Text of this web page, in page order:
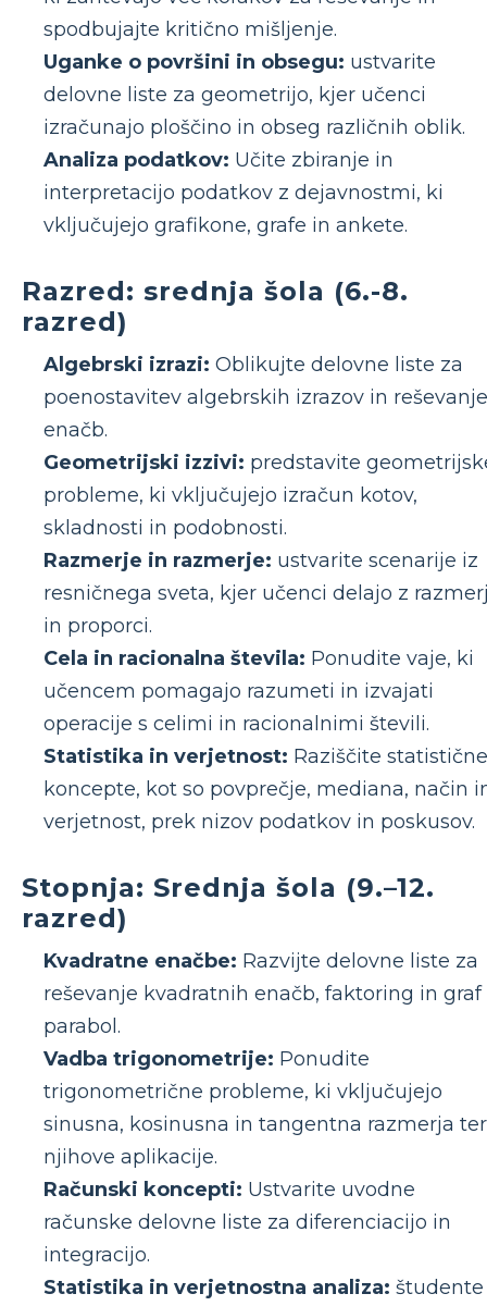
spodbujajte kritično mišljenje.
Uganke o površini in obsegu: ustvarite
delovne liste za geometrijo, kjer učenci
izračunajo ploščino in obseg različnih oblik.
Analiza podatkov: Učite zbiranje in
interpretacijo podatkov z dejavnostmi, ki
vključujejo grafikone, grafe in ankete.
Razred: srednja šola (6.-8.
razred)
Algebrski izrazi: Oblikujte delovne liste za
poenostavitev algebrskih izrazov in reševanje
enačb.
Geometrijski izzivi: predstavite
probleme, ki vključujejo izračun kotov,
skladnosti in podobnosti.
Razmerje in razmerje: ustvarite scenarije iz
resničnega sveta, kjer učenci delajo z
in proporci.
Cela in racionalna števila: Ponudite vaje, ki
učencem pomagajo razumeti in izvajati
operacije s celimi in racionalnimi števili.
Statistika in verjetnost: Raziščite statistične
koncepte, kot so povprečje, mediana, način
verjetnost, prek nizov podatkov in poskusov.
Stopnja: Srednja šola (9.–12.
razred)
Kvadratne enačbe: Razvijte delovne liste za
reševanje kvadratnih enačb, faktoring in graf
parabol.
Vadba trigonometrije: Ponudite
trigonometrične probleme, ki vključujejo
sinusna, kosinusna in tangentna razmerja ter
njihove aplikacije.
Računski koncepti: Ustvarite uvodne
računske delovne liste za diferenciacijo in
integracijo.
Statistika in verjetnostna analiza: študente